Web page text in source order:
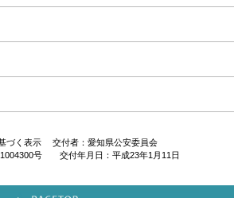
づく表示 交付者：愛知県公安委員会
号 交付年月日：平成23年1月11日